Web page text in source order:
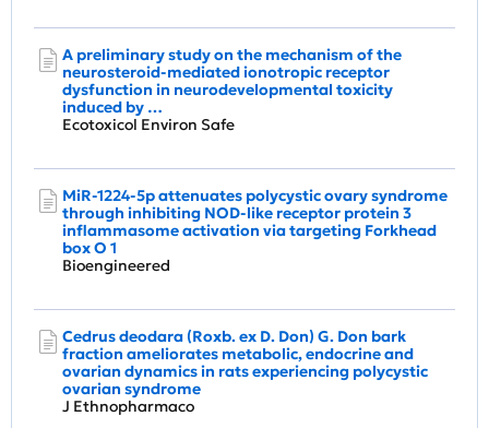
A preliminary study on the mechanism of the
neurosteroid-mediated ionotropic receptor
dysfunction in neurodevelopmental toxicity
induced by …
Ecotoxicol Environ Safe
MiR-1224-5p attenuates polycystic ovary syndrome
through inhibiting NOD-like receptor protein 3
inflammasome activation via targeting Forkhead
box O 1
Bioengineered
Cedrus deodara (Roxb. ex D. Don) G. Don bark
fraction ameliorates metabolic, endocrine and
ovarian dynamics in rats experiencing polycystic
ovarian syndrome
J Ethnopharmaco